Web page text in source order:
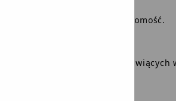
sprzedawana jest nieruchomość.
nieruchomości stanowiących